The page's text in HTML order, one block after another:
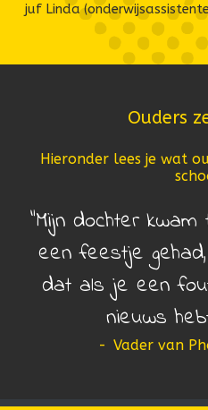
juf Linda
Ouders
Hieronder lees je wat
Mijn dochter
een feestje
dat als je een
nieuws
- Vader van